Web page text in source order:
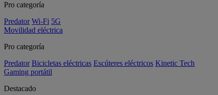
Pro categoría
Predator Wi-Fi 5G
Movilidad eléctrica
Pro categoría
Predator Bicicletas eléctricas Escúteres eléctricos Kinetic Tech
Gaming portátil
Destacado